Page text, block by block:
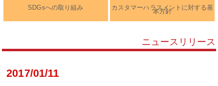
SDGsへの取り組み カスタマーハラスメントに対する基
本方針
ニュースリリース
2017/01/11